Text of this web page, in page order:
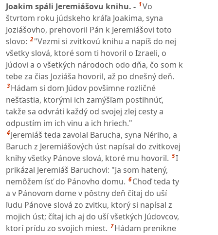
Joakim spáli Jeremiášovu knihu. - 1Vo
štvrtom roku júdskeho kráľa Joakima, syna
Joziášovho, prehovoril Pán k Jeremiášovi toto
slovo: 2 "Vezmi si zvitkovú knihu a napíš do nej
všetky slová, ktoré som ti hovoril o Izraeli, o
Júdovi a o všetkých národoch odo dňa, čo som k
tebe za čias Joziáša hovoril, až po dnešný deň.
3 Hádam si dom Júdov povšimne rozličné
nešťastia, ktorými ich zamýšľam postihnúť,
takže sa odvráti každý od svojej zlej cesty a
odpustím im ich vinu a ich hriech."
4 Jeremiáš teda zavolal Barucha, syna Nériho, a
Baruch z Jeremiášových úst napísal do zvitkovej
knihy všetky Pánove slová, ktoré mu hovoril. 5I
prikázal Jeremiáš Baruchovi: "Ja som hatený,
nemôžem ísť do Pánovho domu. 6 Choď teda ty
a v Pánovom dome v pôstny deň čítaj do uší
ľudu Pánove slová zo zvitku, ktorý si napísal z
mojich úst; čítaj ich aj do uší všetkých Júdovcov,
ktorí prídu zo svojich miest. 7 Hádam prenikne